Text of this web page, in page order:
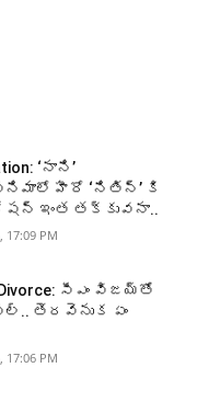
‘నాని’
హీరో ‘నితిన్’ కి
ఇంత తక్కువనా..
17:09 PM
Divorce: సీఎం విజయ్‌తో
తెరవెనుక ఏం
17:06 PM